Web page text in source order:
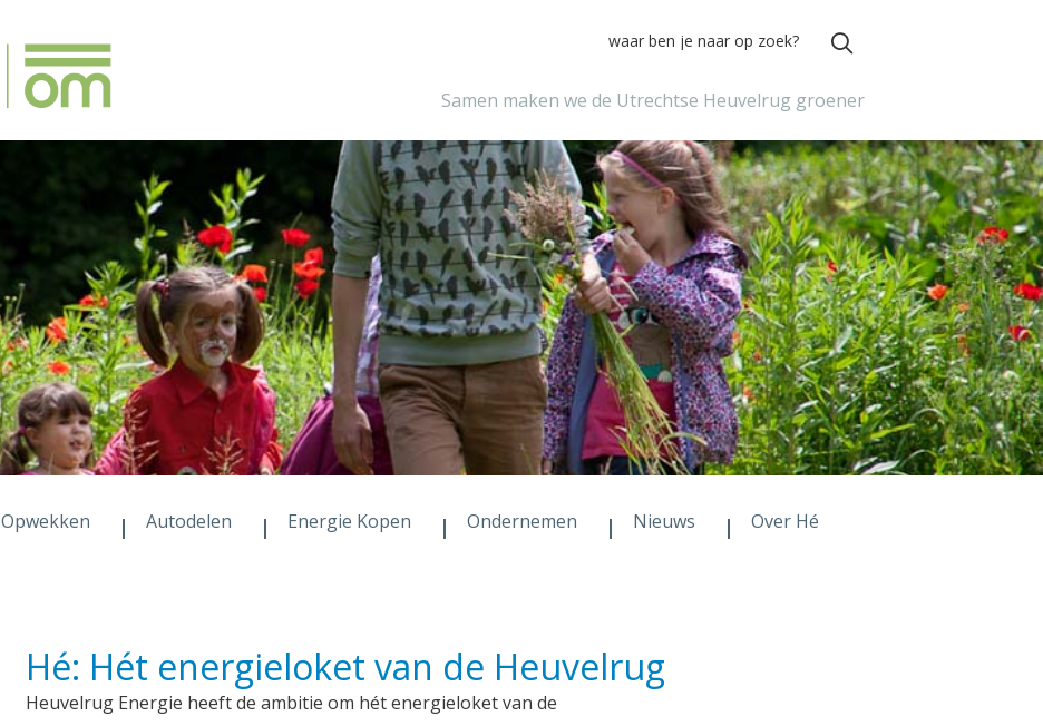
Samen maken we de Utrechtse Heuvelrug groener
Opwekken Autodelen Energie Kopen Ondernemen Nieuws Over Hé
Hé: Hét energieloket van de Heuvelrug
Heuvelrug Energie heeft de ambitie om hét energieloket van de